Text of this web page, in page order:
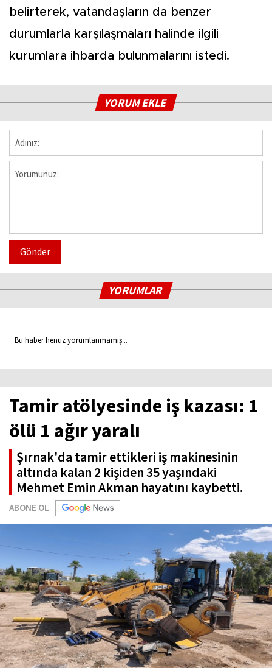
belirterek, vatandaşların da benzer
durumlarla karşılaşmaları halinde ilgili
kurumlara ihbarda bulunmalarını istedi.
YORUM EKLE
Gönder
YORUMLAR
Bu haber henüz yorumlanmamış...
Tamir atölyesinde iş kazası: 1
ölü 1 ağır yaralı
Şırnak'da tamir ettikleri iş makinesinin
altında kalan 2 kişiden 35 yaşındaki
Mehmet Emin Akman hayatını kaybetti.
ABONE OL